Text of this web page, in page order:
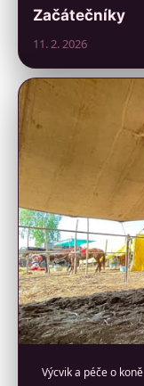
Začátečníky
11. 2. 2026
Výcvik a péče o koně